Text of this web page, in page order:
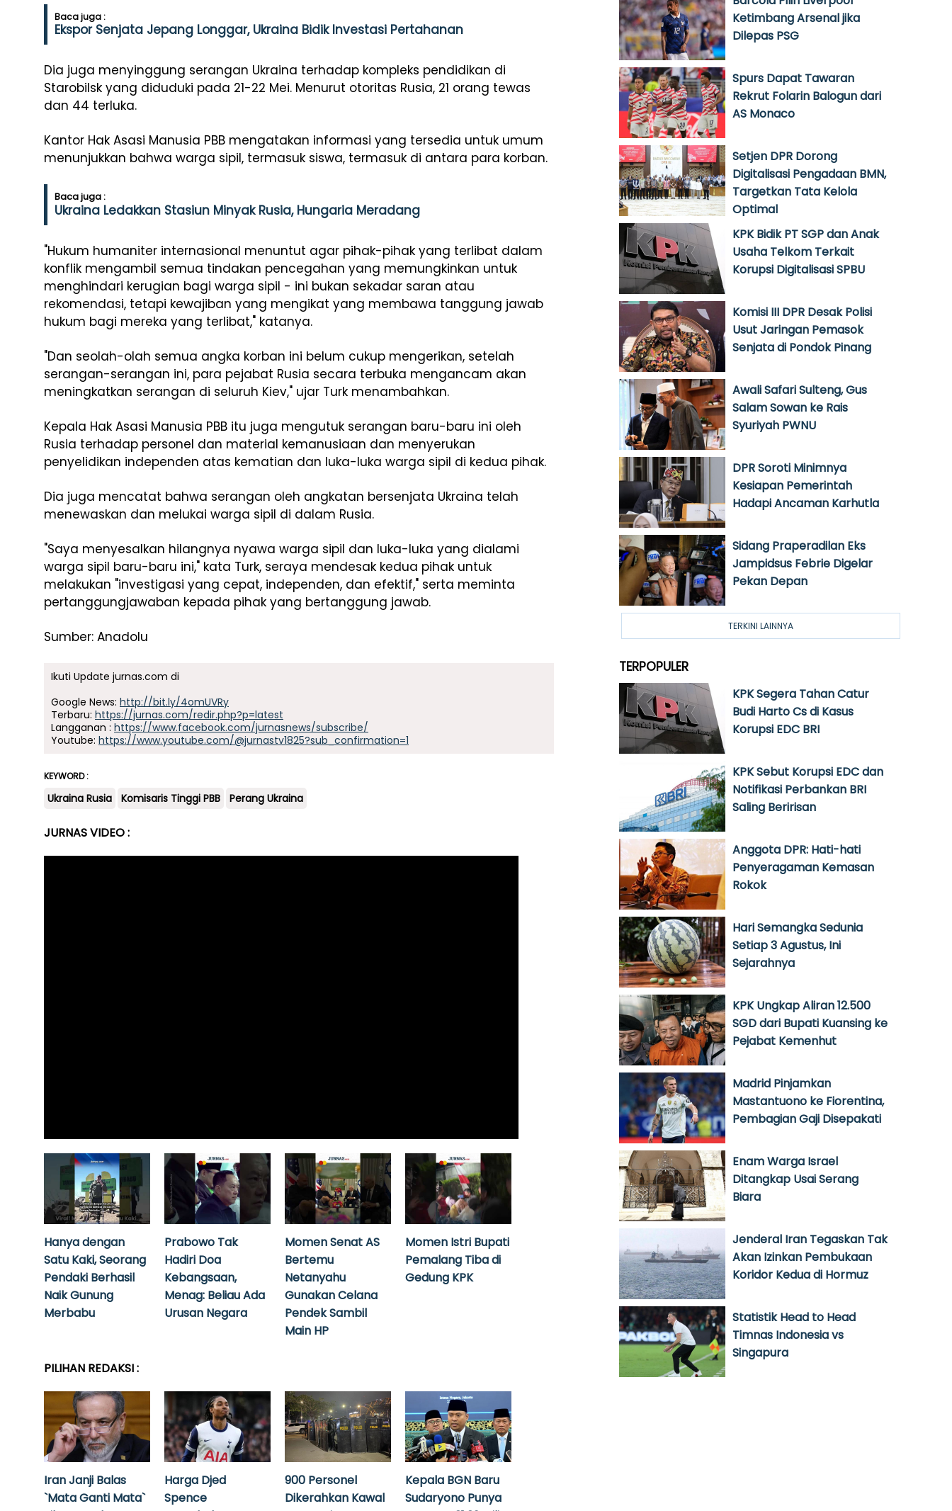
Baca juga :
Ekspor Senjata Jepang Longgar, Ukraina Bidik Investasi Pertahanan
Dia juga menyinggung serangan Ukraina terhadap kompleks pendidikan di
Starobilsk yang diduduki pada 21-22 Mei. Menurut otoritas Rusia, 21 orang tewas
dan 44 terluka.
Kantor Hak Asasi Manusia PBB mengatakan informasi yang tersedia untuk umum
menunjukkan bahwa warga sipil, termasuk siswa, termasuk di antara para korban.
Baca juga :
Ukraina Ledakkan Stasiun Minyak Rusia, Hungaria Meradang
"Hukum humaniter internasional menuntut agar pihak-pihak yang terlibat dalam
konflik mengambil semua tindakan pencegahan yang memungkinkan untuk
menghindari kerugian bagi warga sipil - ini bukan sekadar saran atau
rekomendasi, tetapi kewajiban yang mengikat yang membawa tanggung jawab
hukum bagi mereka yang terlibat," katanya.
"Dan seolah-olah semua angka korban ini belum cukup mengerikan, setelah
serangan-serangan ini, para pejabat Rusia secara terbuka mengancam akan
meningkatkan serangan di seluruh Kiev," ujar Turk menambahkan.
Kepala Hak Asasi Manusia PBB itu juga mengutuk serangan baru-baru ini oleh
Rusia terhadap personel dan material kemanusiaan dan menyerukan
penyelidikan independen atas kematian dan luka-luka warga sipil di kedua pihak.
Dia juga mencatat bahwa serangan oleh angkatan bersenjata Ukraina telah
menewaskan dan melukai warga sipil di dalam Rusia.
"Saya menyesalkan hilangnya nyawa warga sipil dan luka-luka yang dialami
warga sipil baru-baru ini," kata Turk, seraya mendesak kedua pihak untuk
melakukan "investigasi yang cepat, independen, dan efektif," serta meminta
pertanggungjawaban kepada pihak yang bertanggung jawab.
Sumber: Anadolu
Ikuti Update jurnas.com di
Google News: http://bit.ly/4omUVRy
Terbaru: https://jurnas.com/redir.php?p=latest
Langganan : https://www.facebook.com/jurnasnews/subscribe/
Youtube: https://www.youtube.com/@jurnastv1825?sub_confirmation=1
KEYWORD :
Ukraina Rusia Komisaris Tinggi PBB Perang Ukraina
JURNAS VIDEO :
Hanya dengan
Satu Kaki, Seorang
Pendaki Berhasil
Naik Gunung
Merbabu
Prabowo Tak
Hadiri Doa
Kebangsaan,
Menag: Beliau Ada
Urusan Negara
Momen Senat AS
Bertemu
Netanyahu
Gunakan Celana
Pendek Sambil
Main HP
Momen Istri Bupati
Pemalang Tiba di
Gedung KPK
PILIHAN REDAKSI :
Iran Janji Balas
`Mata Ganti Mata`
Harga Djed
Spence
900 Personel
Dikerahkan Kawal
Kepala BGN Baru
Sudaryono Punya
Ketimbang Arsenal jika
Dilepas PSG
Spurs Dapat Tawaran
Rekrut Folarin Balogun dari
AS Monaco
Setjen DPR Dorong
Digitalisasi Pengadaan BMN,
Targetkan Tata Kelola
Optimal
KPK Bidik PT SGP dan Anak
Usaha Telkom Terkait
Korupsi Digitalisasi SPBU
Komisi III DPR Desak Polisi
Usut Jaringan Pemasok
Senjata di Pondok Pinang
Awali Safari Sulteng, Gus
Salam Sowan ke Rais
Syuriyah PWNU
DPR Soroti Minimnya
Kesiapan Pemerintah
Hadapi Ancaman Karhutla
Sidang Praperadilan Eks
Jampidsus Febrie Digelar
Pekan Depan
TERKINI LAINNYA
TERPOPULER
KPK Segera Tahan Catur
Budi Harto Cs di Kasus
Korupsi EDC BRI
KPK Sebut Korupsi EDC dan
Notifikasi Perbankan BRI
Saling Beririsan
Anggota DPR: Hati-hati
Penyeragaman Kemasan
Rokok
Hari Semangka Sedunia
Setiap 3 Agustus, Ini
Sejarahnya
KPK Ungkap Aliran 12.500
SGD dari Bupati Kuansing ke
Pejabat Kemenhut
Madrid Pinjamkan
Mastantuono ke Fiorentina,
Pembagian Gaji Disepakati
Enam Warga Israel
Ditangkap Usai Serang
Biara
Jenderal Iran Tegaskan Tak
Akan Izinkan Pembukaan
Koridor Kedua di Hormuz
Statistik Head to Head
Timnas Indonesia vs
Singapura